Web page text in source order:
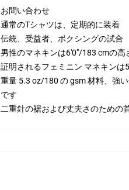
お問い合わせ
通常のTシャツは、定期的に装着
伝統、受益者、ボクシングの試合
男性のマネキンは6'0"/183 cmの
証明されるフェミニン マネキン
重量 5.3 oz/180 の gsm 材料、強
です
二重針の裾および丈夫さのための